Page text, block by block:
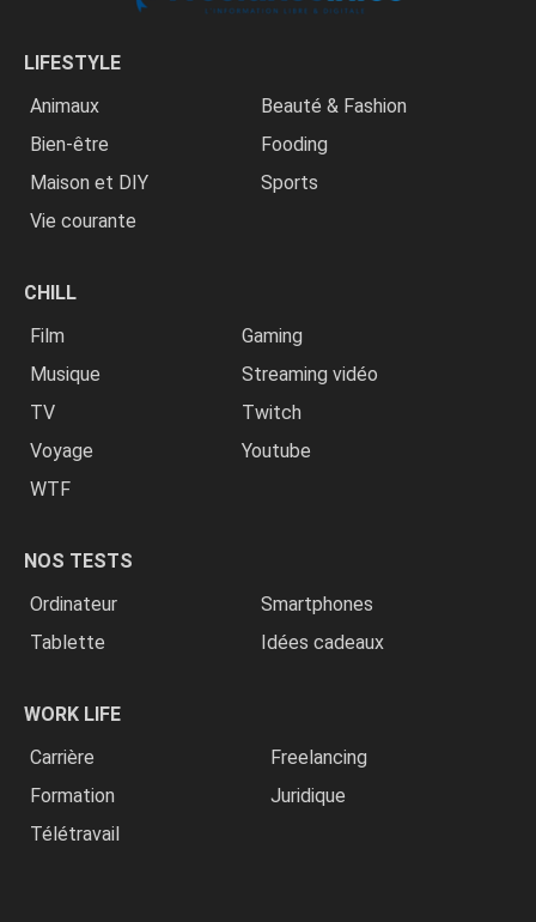
LIFESTYLE
Animaux
Beauté & Fashion
Bien-être
Fooding
Maison et DIY
Sports
Vie courante
CHILL
Film
Gaming
Musique
Streaming vidéo
TV
Twitch
Voyage
Youtube
WTF
NOS TESTS
Ordinateur
Smartphones
Tablette
Idées cadeaux
WORK LIFE
Carrière
Freelancing
Formation
Juridique
Télétravail